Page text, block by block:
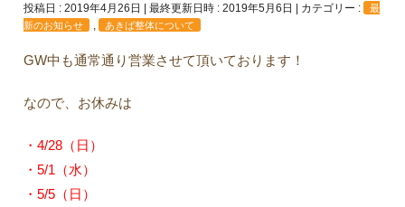
投稿日 : 2019年4月26日 最終更新日時 : 2019年5月6日 カテゴリー :
最
新のお知らせ
あきば整体について
GW中も通常通り営業させて頂いております！
なので、お休みは
・4/28（日）
・5/1（水）
・5/5（日）